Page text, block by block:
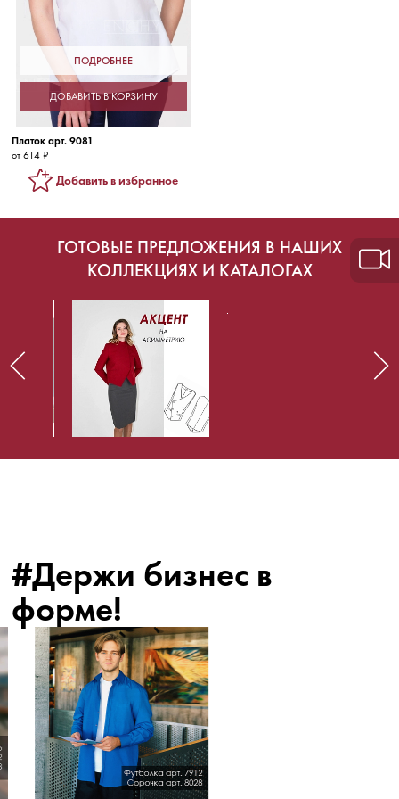
ПОДРОБНЕЕ
ДОБАВИТЬ В КОРЗИНУ
Платок арт. 9081
от 614 ₽
Добавить в избранное
ГОТОВЫЕ ПРЕДЛОЖЕНИЯ В НАШИХ
КОЛЛЕКЦИЯХ И КАТАЛОГАХ
#Держи бизнес в
форме!